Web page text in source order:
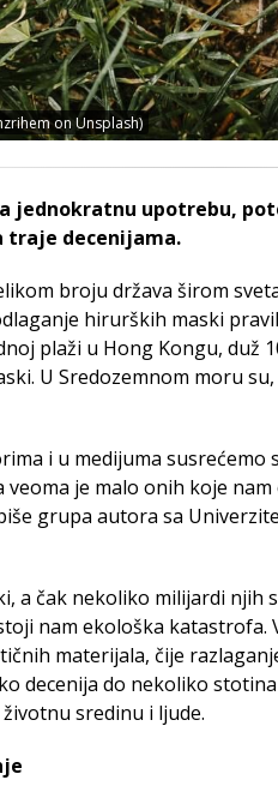
on Unsplash)
jednokratnu upotrebu,
traje decenijama.
broju država širom
hirurških maski
plaži u Hong Kongu, duž
U Sredozemnom moru
i u medijuma susrećemo
je malo onih koje
grupa autora sa
a čak nekoliko milijardi njih
nam ekološka katastrofa.
materijala, čije
decenija do nekoliko
sredinu i ljude.